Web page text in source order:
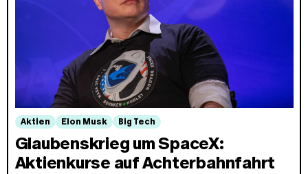
Aktien Elon Musk Big Tech
Glaubenskrieg um SpaceX:
Aktienkurse auf Achterbahnfahrt